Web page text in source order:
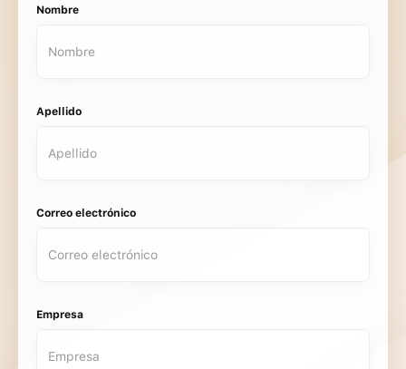
Nombre
Apellido
Correo electrónico
Empresa